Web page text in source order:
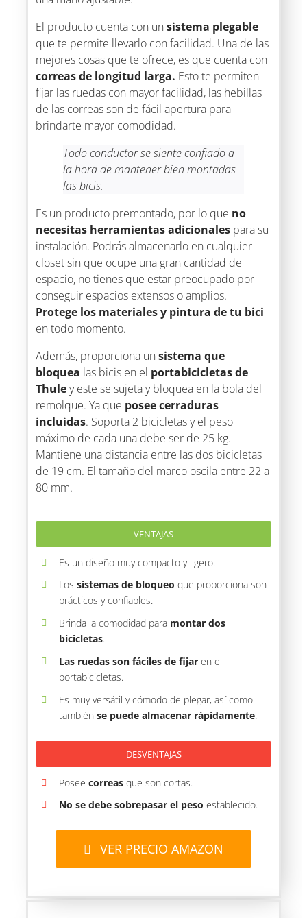
El producto cuenta con unsistema plegable
que te permite llevarlo con facilidad. Una de las
mejores cosas que te ofrece, es que cuenta con
correas de longitud larga. Esto te permiten
fijar las ruedas con mayor facilidad, las hebillas
de las correas son de fácil apertura para
brindarte mayor comodidad.
Todo conductor se siente confiado a
la hora de mantener bien montadas
las bicis.
Es un producto premontado, por lo que no
necesitas herramientas adicionales para su
instalación. Podrás almacenarlo en cualquier
closet sin que ocupe una gran cantidad de
espacio, no tienes que estar preocupado por
conseguir espacios extensos o amplios.
Protege los materiales y pintura de tu bici
en todo momento.
Además, proporciona unsistema que
bloquea las bicis en el portabicicletas de
Thuley este se sujeta y bloquea en la bola del
remolque. Ya que posee cerraduras
incluidas. Soporta 2 bicicletas y el peso
máximo de cada una debe ser de 25 kg.
Mantiene una distancia entre las dos bicicletas
de 19 cm. El tamaño del marco oscila entre 22 a
80 mm.
VENTAJAS
Es un diseño muy compacto y ligero.
Los sistemas de bloqueo que proporciona son
prácticos y confiables.
Brinda la comodidad para montar dos
bicicletas.
Las ruedas son fáciles de fijaren el
portabicicletas.
Es muy versátil y cómodo de plegar, así como
también se puede almacenar rápidamente.
DESVENTAJAS
Posee correasque son cortas.
No se debe sobrepasar el peso establecido.
VER PRECIO AMAZON